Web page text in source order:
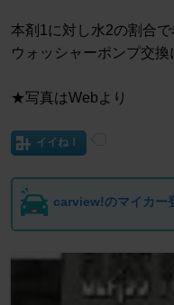
本剤1に対し水2の割合で
ウォッシャーポンプ交換
★写真はWebより
イイね！
carview!のマイカー